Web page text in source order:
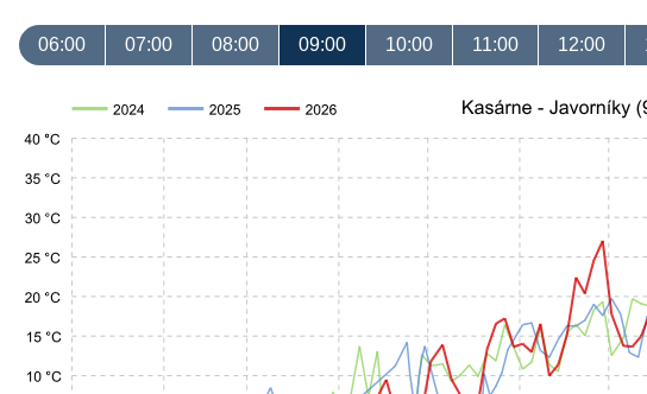
06:00 07:00 08:00 09:00 10:00 11:00 12:00